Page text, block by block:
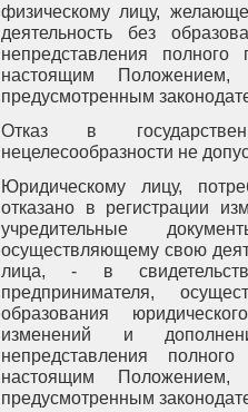
физическому лицу,
деятельность без
непредставления полного
настоящим
предусмотренным
Отказ в
нецелесообразности не
Юридическому лицу,
отказано в регистрации
учредительные
осуществляющему свою
лица, - в
предпринимателя,
образования
изменений и
непредставления
настоящим
предусмотренным